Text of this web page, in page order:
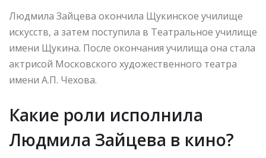
Людмила Зайцева окончила Щукинское училище
искусств, а затем поступила в Театральное училище
имени Щукина. После окончания училища она стала
актрисой Московского художественного театра
имени А.П. Чехова.
Какие роли исполнила
Людмила Зайцева в кино?